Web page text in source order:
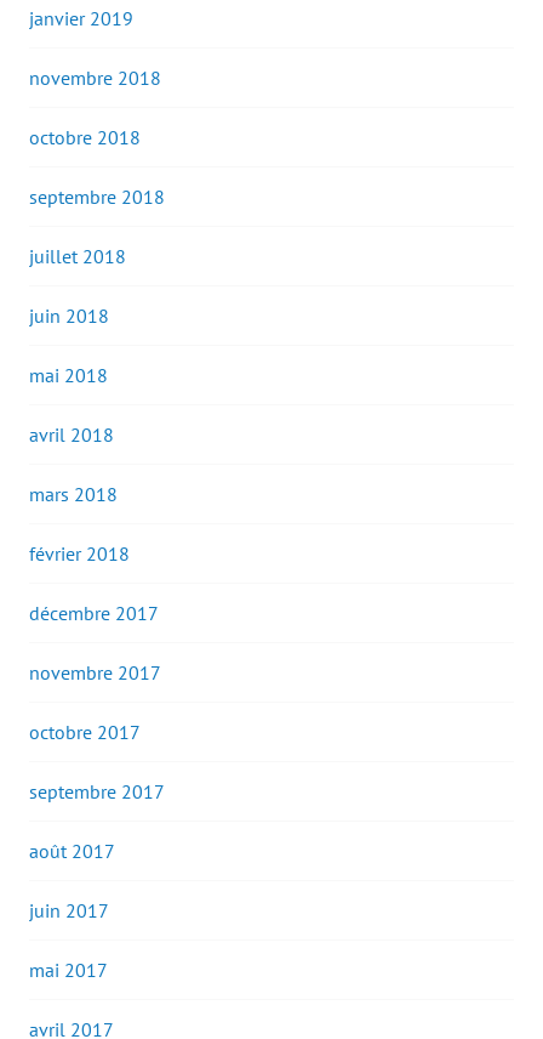
janvier 2019
novembre 2018
octobre 2018
septembre 2018
juillet 2018
juin 2018
mai 2018
avril 2018
mars 2018
février 2018
décembre 2017
novembre 2017
octobre 2017
septembre 2017
août 2017
juin 2017
mai 2017
avril 2017